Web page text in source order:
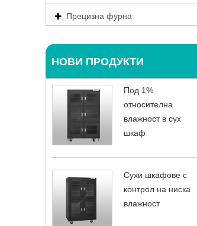
Прецизна фурна
НОВИ ПРОДУКТИ
Под 1%
относителна
влажност в сух
шкаф
Сухи шкафове с
контрол на ниска
влажност